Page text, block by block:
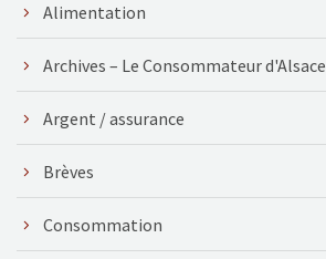
Alimentation
Archives – Le Consommateur d'Alsace
Argent / assurance
Brèves
Consommation